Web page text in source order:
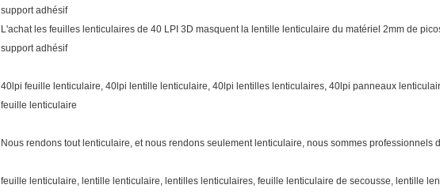
support adhésif
L'achat les feuilles lenticulaires de 40 LPI 3D masquent la lentille lenticulaire du matériel 2mm de
support adhésif
40lpi feuille lenticulaire, 40lpi lentille lenticulaire, 40lpi lentilles lenticulaires, 40lpi panneaux
feuille lenticulaire
Nous rendons tout lenticulaire, et nous rendons seulement lenticulaire, nous sommes professionnels
feuille lenticulaire, lentille lenticulaire, lentilles lenticulaires, feuille lenticulaire de secousse, lentille